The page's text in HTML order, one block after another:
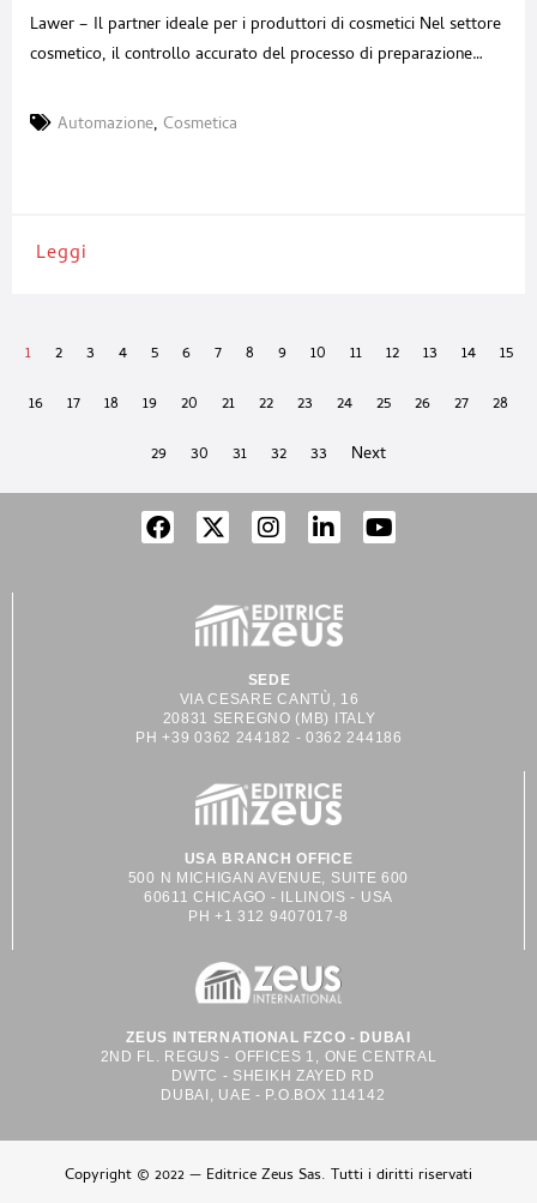
Lawer – Il partner ideale per i produttori di cosmetici Nel settore
cosmetico, il controllo accurato del processo di preparazione
tracciabilità e sicurezza nella gestione delle polveri sono elementi
Automazione, Cosmetica
Leggi
1 2 3 4 5 6 7 8 9 10 11 12 13 14
15
16
17 18 19 20 21 22 23 24 25 26 27
28
29
30 31 32 33 Next
SEDE
VIA CESARE CANTÙ, 16
20831 SEREGNO (MB) ITALY
PH +39 0362 244182 - 0362 244186
USA BRANCH OFFICE
500 N MICHIGAN AVENUE, SUITE 600
60611 CHICAGO - ILLINOIS - USA
PH +1 312 9407017-8
ZEUS INTERNATIONAL FZCO - DUBAI
2ND FL. REGUS - OFFICES 1, ONE CENTRAL
DWTC - SHEIKH ZAYED RD
DUBAI, UAE - P.O.BOX 114142
Copyright © 2022 — Editrice Zeus Sas. Tutti i diritti riservati